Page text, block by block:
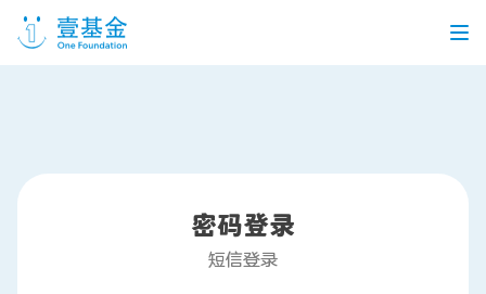
机构介绍 信息披露
密码登录
短信登录